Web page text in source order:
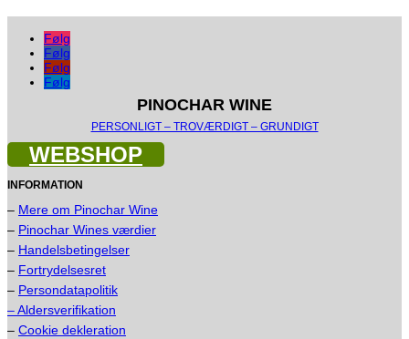
Følg
Følg
Følg
Følg
PINOCHAR WINE
PERSONLIGT – TROVÆRDIGT – GRUNDIGT
WEBSHOP
INFORMATION
– Mere om Pinochar Wine
– Pinochar Wines værdier
– Handelsbetingelser
– Fortrydelsesret
– Persondatapolitik
– Aldersverifikation
– Cookie dekleration